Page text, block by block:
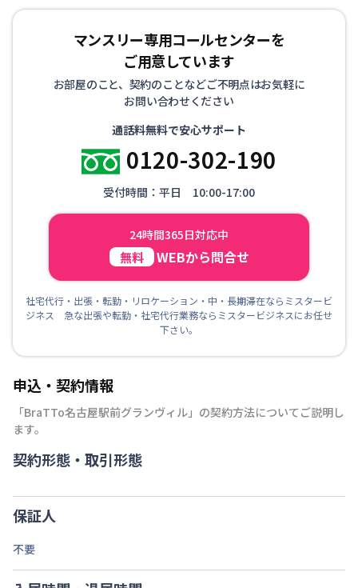
マンスリー専用コールセンターを
ご用意しています
お部屋のこと、契約のことなどご不明点はお気軽に
お問い合わせください
通話料無料で安心サポート
0120-302-190
受付時間：平日 10:00-17:00
24時間365日対応中
無料 WEBから問合せ
社宅代行・出張・転勤・リロケーション・中・長期滞在ならミスタービ
ジネス 急な出張や転勤・社宅代行業務ならミスタービジネスにお任せ
下さい。
申込・契約情報
「BraTTo名古屋駅前グランヴィル 」の契約方法についてご説明し
ます。
契約形態・取引形態
保証人
不要